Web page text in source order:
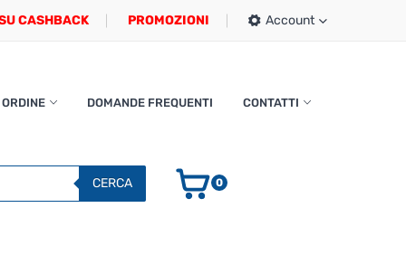
CASHBACK PROMOZIONI Account
DOMANDE FREQUENTI CONTATTI
CERCA 0